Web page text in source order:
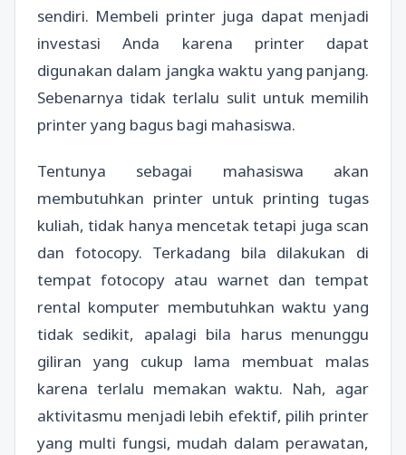
sendiri. Membeli printer juga dapat menjadi
investasi Anda karena printer dapat
digunakan dalam jangka waktu yang panjang.
Sebenarnya tidak terlalu sulit untuk memilih
printer yang bagus bagi mahasiswa.
Tentunya sebagai mahasiswa akan
membutuhkan printer untuk printing tugas
kuliah, tidak hanya mencetak tetapi juga scan
dan fotocopy. Terkadang bila dilakukan di
tempat fotocopy atau warnet dan tempat
rental komputer membutuhkan waktu yang
tidak sedikit, apalagi bila harus menunggu
giliran yang cukup lama membuat malas
karena terlalu memakan waktu. Nah, agar
aktivitasmu menjadi lebih efektif, pilih printer
yang multi fungsi, mudah dalam perawatan,